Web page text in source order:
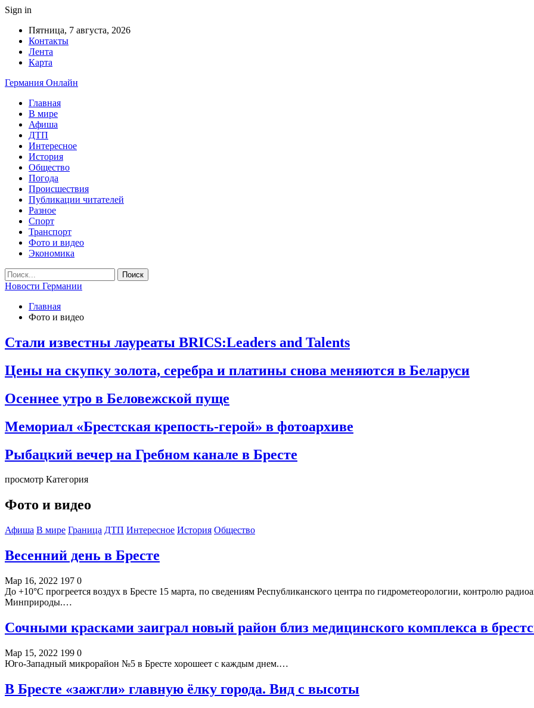
Sign in
Пятница, 7 августа, 2026
Контакты
Лента
Карта
Германия Онлайн
Главная
В мире
Афиша
ДТП
Интересное
История
Общество
Погода
Происшествия
Публикации читателей
Разное
Спорт
Транспорт
Фото и видео
Экономика
Новости Германии
Главная
Фото и видео
Стали известны лауреаты BRICS:Leaders and Talents
Цены на скупку золота, серебра и платины снова меняются в Беларуси
Осеннее утро в Беловежской пуще
Мемориал «Брестская крепость-герой» в фотоархиве
Рыбацкий вечер на Гребном канале в Бресте
просмотр Категория
Фото и видео
Афиша В мире Граница ДТП Интересное История Общество
Весенний день в Бресте
Мар 16, 2022 197 0
До +10°С прогреется воздух в Бресте 15 марта, по сведениям Республиканского центра по гидрометеорологии, контролю
Минприроды.…
Сочными красками заиграл новый район близ медицинского комплекса в
Мар 15, 2022 199 0
Юго-Западный микрорайон №5 в Бресте хорошеет с каждым днем.…
В Бресте «зажгли» главную ёлку города. Вид с высоты